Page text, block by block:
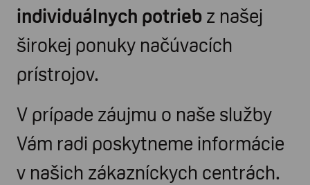
individuálnych potrieb z našej
širokej ponuky načúvacích
prístrojov.
V prípade záujmu o naše služby
Vám radi poskytneme informácie
v našich zákazníckych centrách.